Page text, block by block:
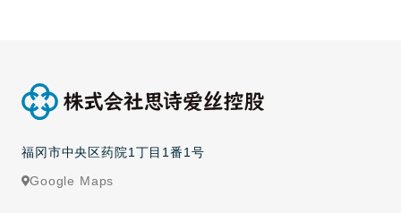
福冈市中央区药院1丁目1番1号
Google Maps